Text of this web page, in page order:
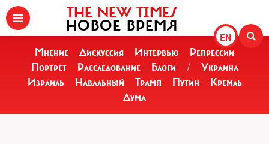
EN
THE NEW TIMES
НОВОЕ ВРЕМЯ
Мнение Дискуссия Интервью
Репрессии
Портрет
Расследование Блоги /
Украина
Израиль
Навальный Трамп Путин
Кремль
Дума